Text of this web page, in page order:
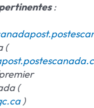
:
(
(
)